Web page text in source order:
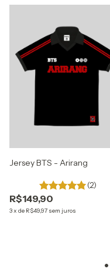
Jersey BTS - Arirang
(2)
R$149,90
3x de R$49,97 sem juros